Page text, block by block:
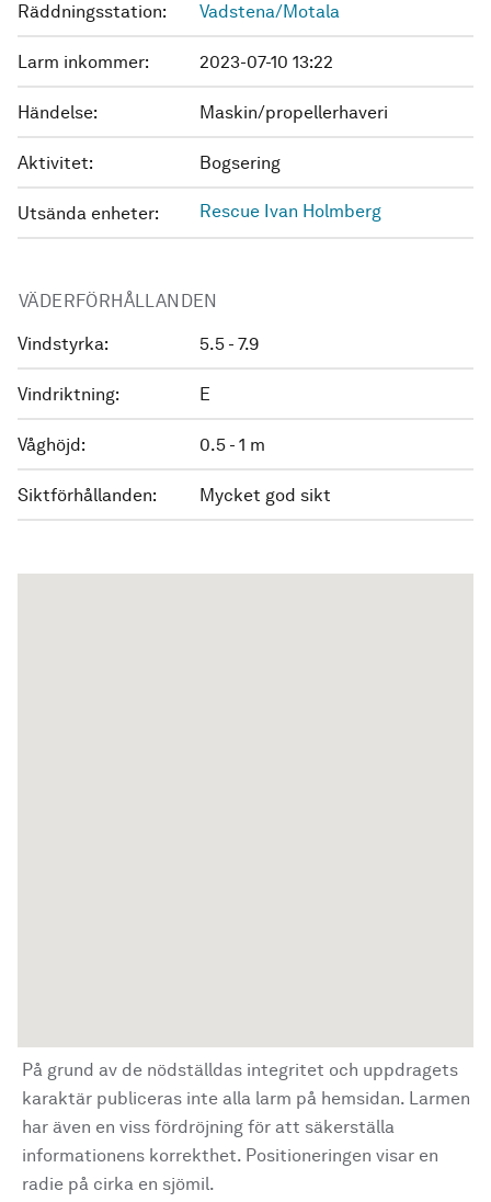
Räddningsstation: Vadstena/Motala
Larm inkommer: 2023-07-10 13:22
Händelse: Maskin/propellerhaveri
Aktivitet: Bogsering
Utsända enheter: Rescue Ivan Holmberg
VÄDERFÖRHÅLLANDEN
Vindstyrka: 5.5 - 7.9
Vindriktning: E
Våghöjd: 0.5 - 1 m
Siktförhållanden: Mycket god sikt
På grund av de nödställdas integritet och uppdragets
karaktär publiceras inte alla larm på hemsidan. Larmen
har även en viss fördröjning för att säkerställa
informationens korrekthet. Positioneringen visar en
radie på cirka en sjömil.